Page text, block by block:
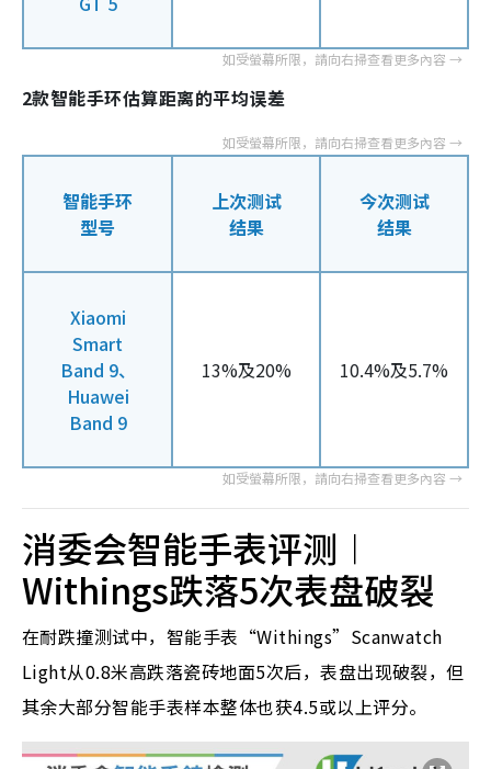
2款智能手环估算距离的平均误差
智能手环
型号
上次测试
结果
今次测试
结果
Xiaomi
Smart
Band 9、
Huawei
Band 9
13%及20% 10.4%及5.7%
消委会智能手表评测︱
Withings跌落5次表盘破裂
在耐跌撞测试中， 智能手表“Withings”Scanwatch
Light从0.8米高跌落瓷砖地面5次后，表盘出现破裂，但
其余大部分智能手表样本整体也获4.5或以上评分。